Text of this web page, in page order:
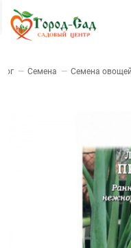
— Семена — Семена овощей